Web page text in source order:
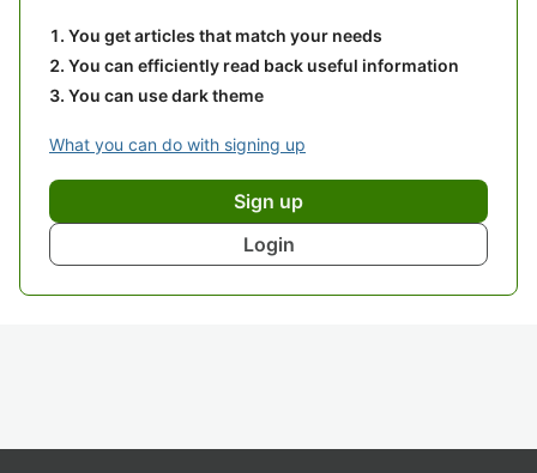
You get articles that match your needs
You can efficiently read back useful information
You can use dark theme
What you can do with signing up
Sign up
Login